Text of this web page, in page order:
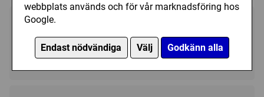
webbplats används och för vår marknadsföring hos
Google.
Endast nödvändiga Välj Godkänn alla
189 kr Bevaka
Tillfälligt slut